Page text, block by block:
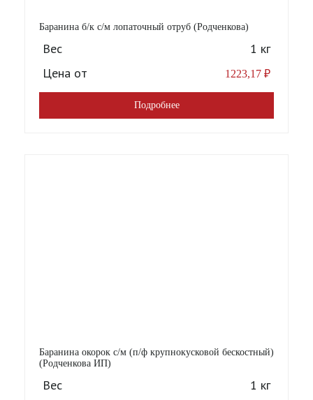
Баранина б/к с/м лопаточный отруб (Родченкова)
Вес
1 кг
Цена от
1223,17 ₽
Подробнее
Баранина окорок с/м (п/ф крупнокусковой бескостный)
(Родченкова ИП)
Вес
1 кг